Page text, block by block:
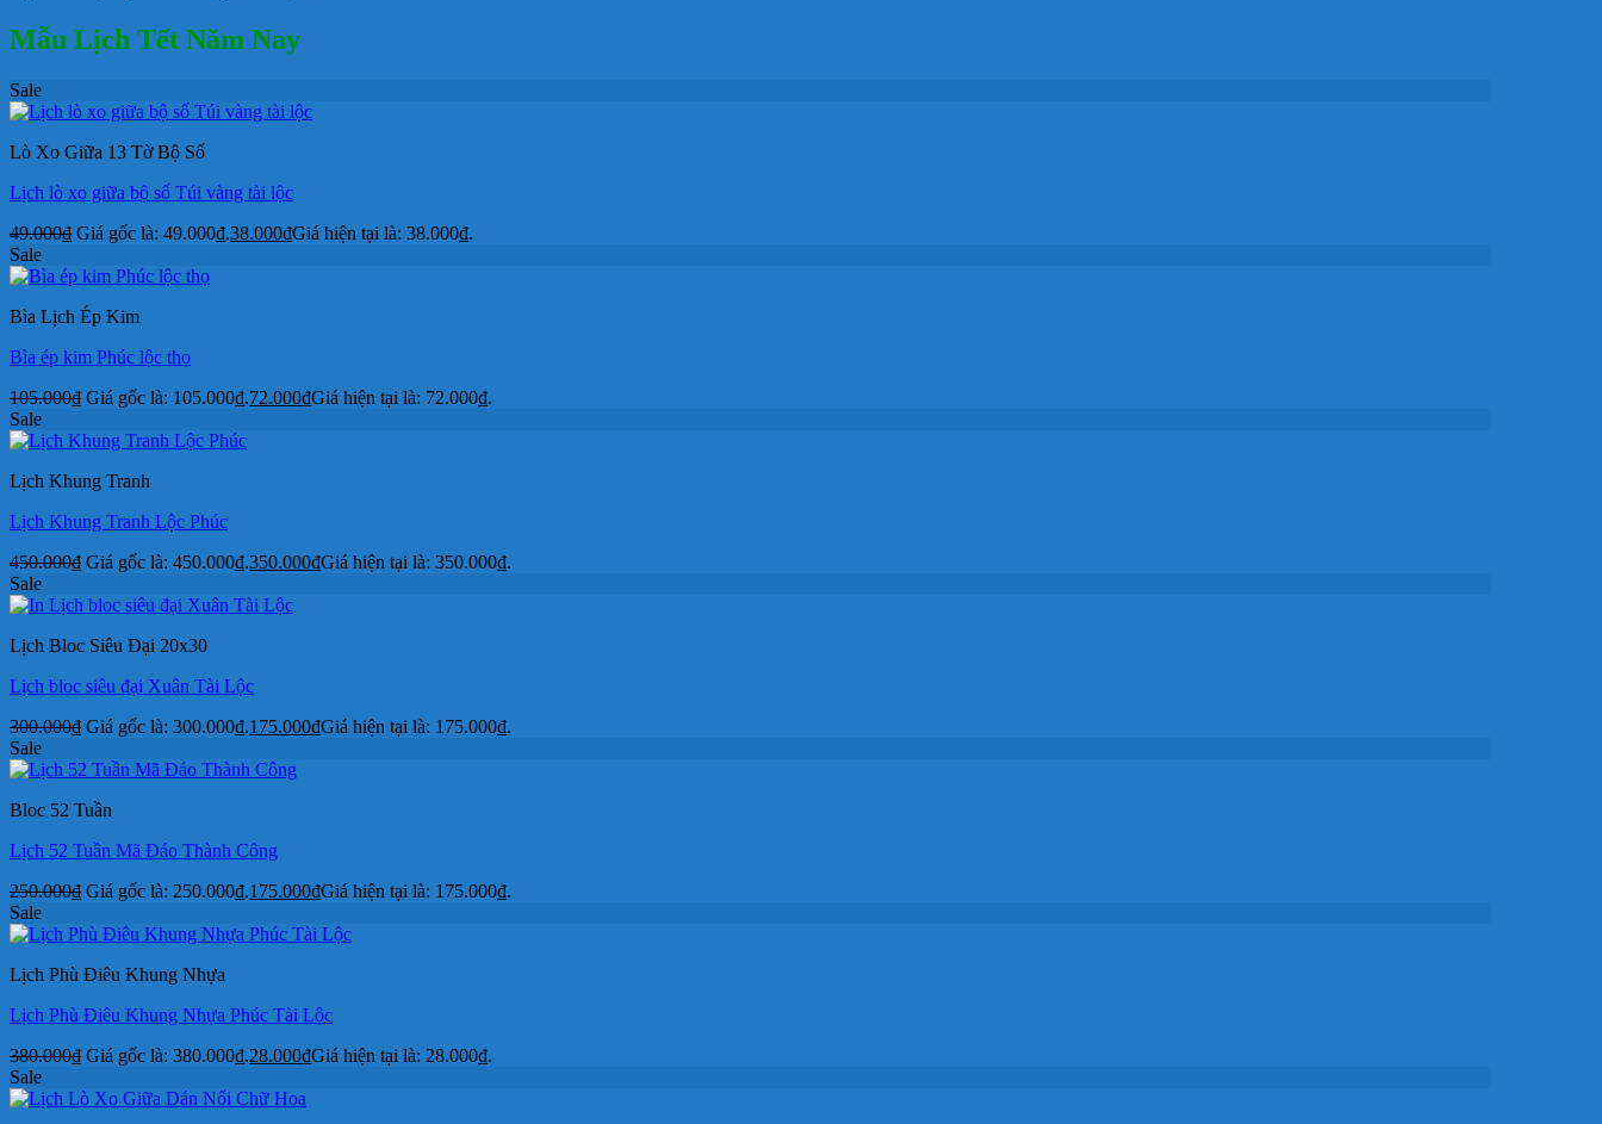
Mẫu Lịch Tết Năm Nay
Sale
Lò Xo Giữa 13 Tờ Bộ Số
Lịch lò xo giữa bộ số Túi vàng tài lộc
49.000₫ Giá gốc là: 49.000₫.38.000₫Giá hiện tại là: 38.000₫.
Sale
Bìa Lịch Ép Kim
Bìa ép kim Phúc lộc thọ
105.000₫ Giá gốc là: 105.000₫.72.000₫Giá hiện tại là: 72.000₫.
Sale
Lịch Khung Tranh
Lịch Khung Tranh Lộc Phúc
450.000₫ Giá gốc là: 450.000₫.350.000₫Giá hiện tại là: 350.000₫.
Sale
Lịch Bloc Siêu Đại 20x30
Lịch bloc siêu đại Xuân Tài Lộc
300.000₫ Giá gốc là: 300.000₫.175.000₫Giá hiện tại là: 175.000₫.
Sale
Bloc 52 Tuần
Lịch 52 Tuần Mã Đáo Thành Công
250.000₫ Giá gốc là: 250.000₫.175.000₫Giá hiện tại là: 175.000₫.
Sale
Lịch Phù Điêu Khung Nhựa
Lịch Phù Điêu Khung Nhựa Phúc Tài Lộc
380.000₫ Giá gốc là: 380.000₫.28.000₫Giá hiện tại là: 28.000₫.
Sale